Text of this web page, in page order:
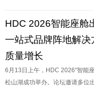
HDC 2026智能座舱
一站式品牌阵地解
质量增长
6月13日上午，HDC 2026“智能
松山湖成功举办。论坛邀请多位